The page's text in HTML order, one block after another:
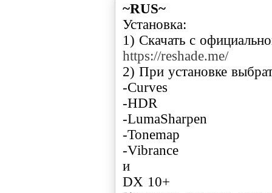
~RUS~
Установка:
1) Скачать с
https://reshade.me/
2) При установке
-Curves
-HDR
-LumaSharpen
-Tonemap
-Vibrance
и
DX 10+